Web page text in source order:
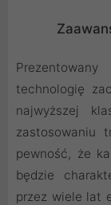
technologię
najwyższej
zastosowaniu
pewność, że
będzie
przez wiele lat